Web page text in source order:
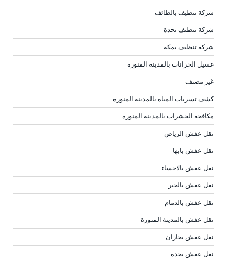
شركة تنظيف بالطائف
شركة تنظيف بجدة
شركة تنظيف بمكة
غسيل الخزانات بالمدينة المنورة
غير مصنف
كشف تسربات المياه بالمدينة المنورة
مكافحة الحشرات بالمدينة المنورة
نقل عفش الرياض
نقل عفش بابها
نقل عفش بالاحساء
نقل عفش بالخبر
نقل عفش بالدمام
نقل عفش بالمدينة المنورة
نقل عفش بجازان
نقل عفش بجدة